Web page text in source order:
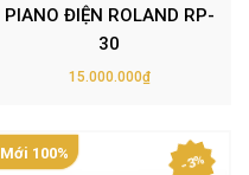
PIANO ĐIỆN ROLAND RP-
30
15.000.000₫
- 3%
Mới 100%